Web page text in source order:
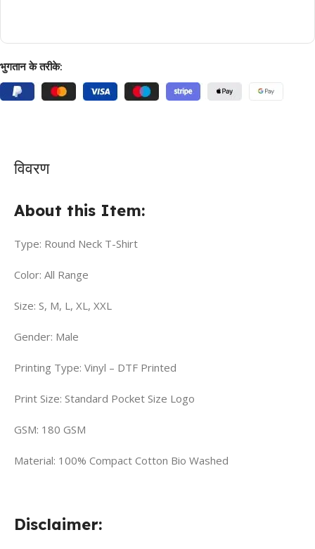
भुगतान के तरीके:
विवरण
About this Item:
Type: Round Neck T-Shirt
Color: All Range
Size: S, M, L, XL, XXL
Gender: Male
Printing Type: Vinyl – DTF Printed
Print Size: Standard Pocket Size Logo
GSM: 180 GSM
Material: 100% Compact Cotton Bio Washed
Disclaimer: